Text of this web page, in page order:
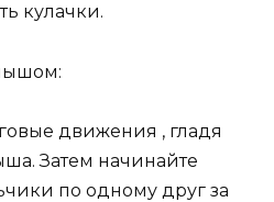
кулачки.
движения , гладя
Затем начинайте
по одному друг за